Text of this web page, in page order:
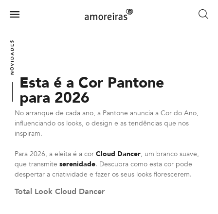
mainMenu
NOVIDADES
Esta é a Cor Pantone
para 2026
No arranque de cada ano, a Pantone anuncia a Cor do Ano,
influenciando os looks, o design e as tendências que nos
inspiram.
Para 2026, a eleita é a cor Cloud Dancer, um branco suave,
que transmite serenidade. Descubra como esta cor pode
despertar a criatividade e fazer os seus looks florescerem.
Total Look Cloud Dancer